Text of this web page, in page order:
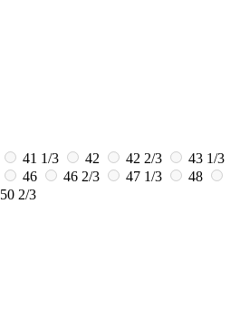
41 1/3 42 42 2/3
43 1/3
46 46 2/3 47 1/3
48
50 2/3